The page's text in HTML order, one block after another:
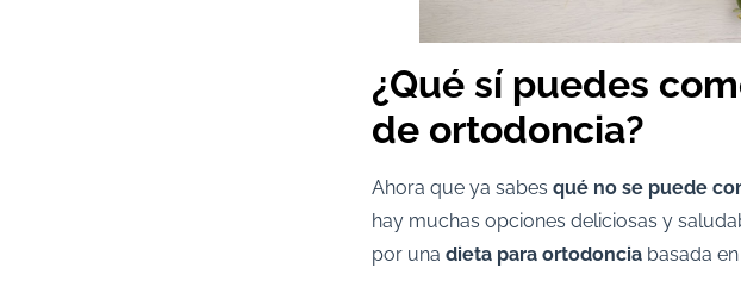
¿Qué sí puedes
de ortodoncia?
Ahora que ya sabes qué no se puede
hay muchas opciones deliciosas y
por una dieta para ortodoncia basada